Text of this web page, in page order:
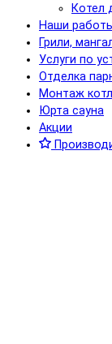
Котел
Наши
Грили,
Услуги по
Отделка
Монтаж
Юрта сауна
Акции